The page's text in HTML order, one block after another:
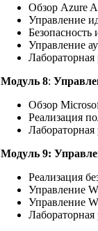
Обзор Azure
Управление
Управление
Модуль 8:
Обзор
Реализация
Лабораторная
Модуль 9:
Реализация
Управление
Управление